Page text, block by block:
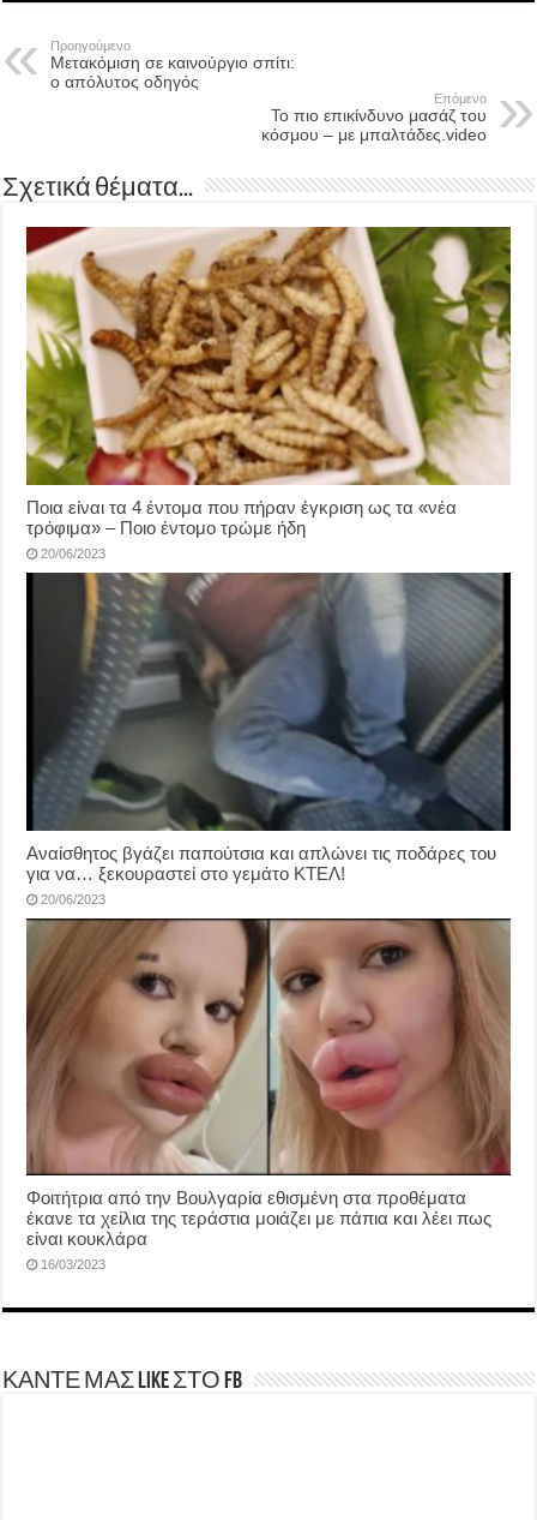
Προηγούμενο
Μετακόμιση σε καινούργιο σπίτι:
ο απόλυτος οδηγός
Επόμενο
Το πιο επικίνδυνο μασάζ του
κόσμου – με μπαλτάδες.video
Σχετικά θέματα...
Ποια είναι τα 4 έντομα που πήραν έγκριση ως τα «νέα
τρόφιμα» – Ποιο έντομο τρώμε ήδη
20/06/2023
Αναίσθητος βγάζει παπούτσια και απλώνει τις ποδάρες του
για να… ξεκουραστεί στο γεμάτο ΚΤΕΛ!
20/06/2023
Φοιτήτρια από την Βουλγαρία εθισμένη στα προθέματα
έκανε τα χείλια της τεράστια μοιάζει με πάπια και λέει πως
είναι κουκλάρα
16/03/2023
ΚΑΝΤΕ ΜΑΣ LIKE ΣΤΟ FB